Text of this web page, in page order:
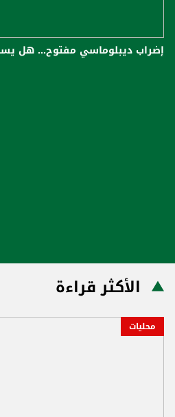
إضراب ديبلوماسي مفتوح... هل يستقيل بو حبيب؟
الأكثر قراءة
محليات